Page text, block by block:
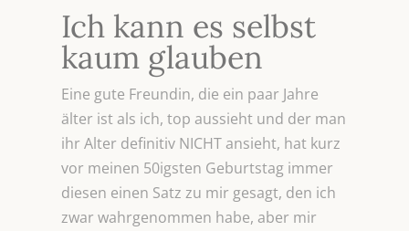
Ich kann es selbst
kaum glauben
Eine gute Freundin, die ein paar Jahre
älter ist als ich, top aussieht und der man
ihr Alter definitiv NICHT ansieht, hat kurz
vor meinen 50igsten Geburtstag immer
diesen einen Satz zu mir gesagt, den ich
zwar wahrgenommen habe, aber mir